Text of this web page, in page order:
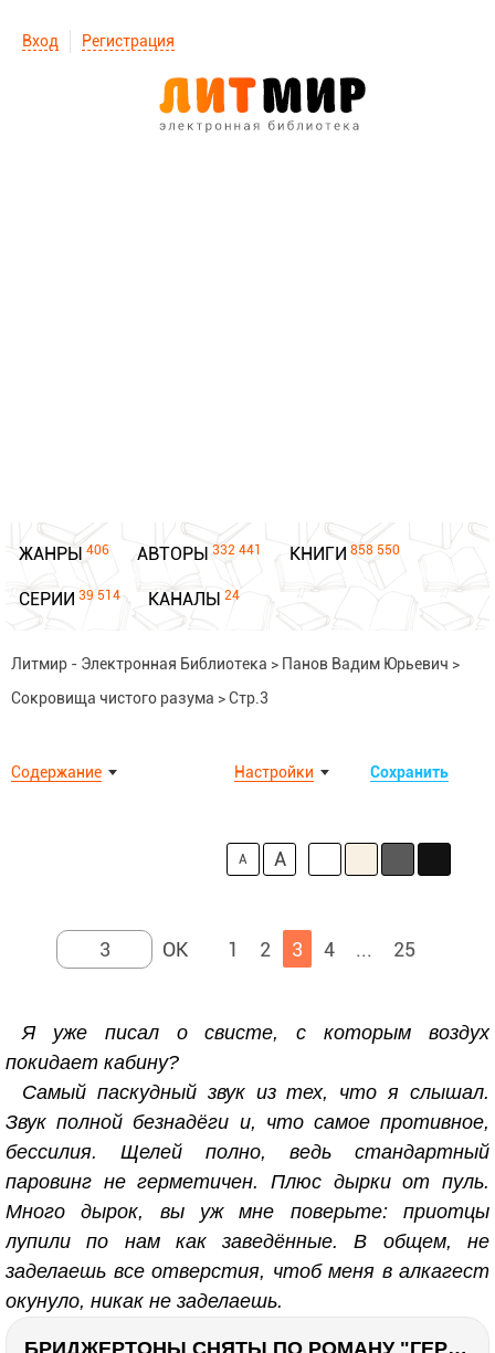
Вход Регистрация
ЖАНРЫ 406 АВТОРЫ 332 441 КНИГИ 858 550
СЕРИИ 39 514 КАНАЛЫ 24
Литмир - Электронная Библиотека > Панов Вадим Юрьевич >
Сокровища чистого разума >Стр.3
Содержание Сохранить
Настройки
A A
1 2 3 4 ... 25
Я уже писал о свисте, с которым воздух
покидает кабину?
Самый паскудный звук из тех, что я слышал.
Звук полной безнадёги и, что самое противное,
бессилия. Щелей полно, ведь стандартный
паровинг не герметичен. Плюс дырки от пуль.
Много дырок, вы уж мне поверьте: приотцы
лупили по нам как заведённые. В общем, не
заделаешь все отверстия, чтоб меня в алкагест
окунуло, никак не заделаешь.
БРИДЖЕРТОНЫ СНЯТЫ ПО РОМАНУ "ГЕРЦОГ И Я". Стоит ли читать?